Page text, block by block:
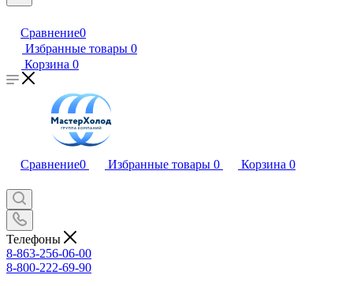
Сравнение0
Избранные товары 0
Корзина 0
Сравнение0 Избранные товары 0 Корзина 0
Телефоны
8-863-256-06-00
8-800-222-69-90